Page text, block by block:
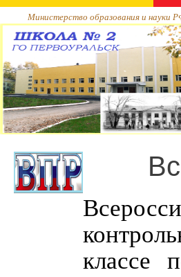
Министерство образования и науки
классе